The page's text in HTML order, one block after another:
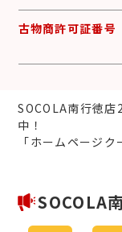
古物商許可証番号
SOCOLA南行徳
中！
「ホームページ
SOCOLA